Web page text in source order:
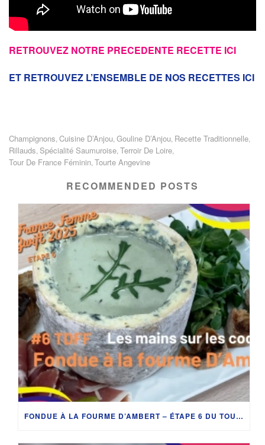
RETROUVEZ NOTRE PRECEDENTE RECETTE ICI
ET RETROUVEZ L’ENSEMBLE DE NOS RECETTES ICI
Champignons Cuisine D’Anjou Gouline D’Anjou Recette Traditionnelle
Rillauds Spécialité Saumuroise Terroir De Loire
Tour De France Féminin Tourte Angevine
RECOMMENDED POSTS
FONDUE À LA FOURME D’AMBERT – ÉTAPE 6 DU TOUR DE FRANCE FÉMININ